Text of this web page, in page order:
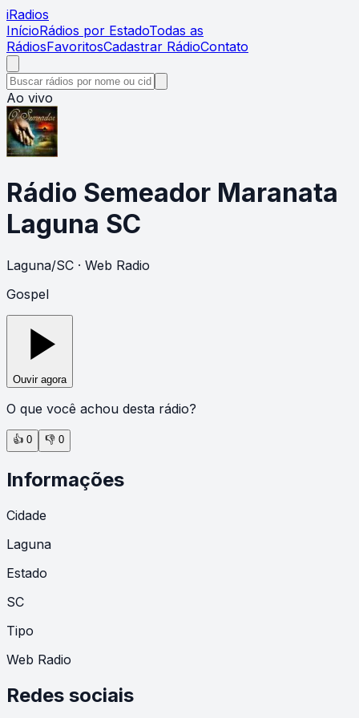
iRadios
InícioRádios por EstadoTodas as
RádiosFavoritosCadastrar RádioContato
Ao vivo
Rádio Semeador Maranata
Laguna SC
Laguna/SC · Web Radio
Gospel
Ouvir agora
O que você achou desta rádio?
👍 0 👎 0
Informações
Cidade
Laguna
Estado
SC
Tipo
Web Radio
Redes sociais